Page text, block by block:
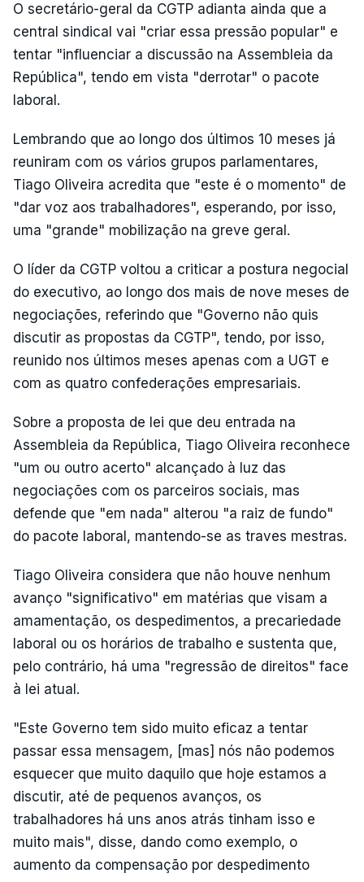
O secretário-geral da CGTP adianta ainda que a
central sindical vai "criar essa pressão popular" e
tentar "influenciar a discussão na Assembleia da
República", tendo em vista "derrotar" o pacote
laboral.
Lembrando que ao longo dos últimos 10 meses já
reuniram com os vários grupos parlamentares,
Tiago Oliveira acredita que "este é o momento" de
"dar voz aos trabalhadores", esperando, por isso,
uma "grande" mobilização na greve geral.
O líder da CGTP voltou a criticar a postura negocial
do executivo, ao longo dos mais de nove meses de
negociações, referindo que "Governo não quis
discutir as propostas da CGTP", tendo, por isso,
reunido nos últimos meses apenas com a UGT e
com as quatro confederações empresariais.
Sobre a proposta de lei que deu entrada na
Assembleia da República, Tiago Oliveira reconhece
"um ou outro acerto" alcançado à luz das
negociações com os parceiros sociais, mas
defende que "em nada" alterou "a raiz de fundo"
do pacote laboral, mantendo-se as traves mestras.
Tiago Oliveira considera que não houve nenhum
avanço "significativo" em matérias que visam a
amamentação, os despedimentos, a precariedade
laboral ou os horários de trabalho e sustenta que,
pelo contrário, há uma "regressão de direitos" face
à lei atual.
"Este Governo tem sido muito eficaz a tentar
passar essa mensagem, [mas] nós não podemos
esquecer que muito daquilo que hoje estamos a
discutir, até de pequenos avanços, os
trabalhadores há uns anos atrás tinham isso e
muito mais", disse, dando como exemplo, o
aumento da compensação por despedimento